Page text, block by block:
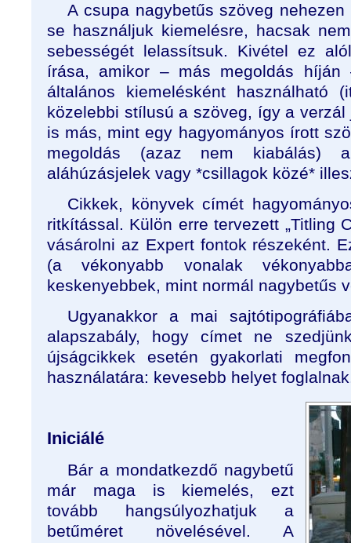
A csupa nagybetűs szöveg
se használjuk kiemelésre, hacsak
sebességét lelassítsuk. Kivétel ez
írása, amikor – más megoldás híján
általános kiemelésként használható
közelebbi stílusú a szöveg, így a
is más, mint egy hagyományos írott
megoldás (azaz nem kiabálás)
aláhúzásjelek vagy *csillagok közé*
Cikkek, könyvek címét
ritkítással. Külön erre tervezett „Titling
vásárolni az Expert fontok részeként.
(a vékonyabb vonalak
keskenyebbek, mint normál nagybetűs
Ugyanakkor a mai
alapszabály, hogy címet ne
újságcikkek esetén gyakorlati
használatára: kevesebb helyet
Iniciálé
Bár a mondatkezdő nagybetű
már maga is kiemelés, ezt
tovább hangsúlyozhatjuk a
betűméret növelésével. A